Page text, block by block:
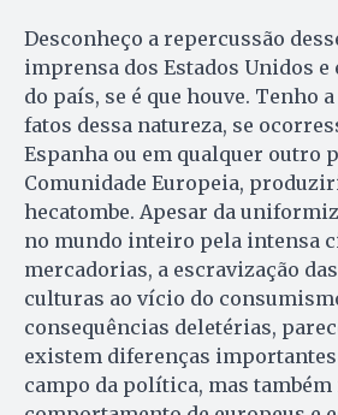
Desconheço a repercussão
imprensa dos Estados Unidos e
do país, se é que houve. Tenho
fatos dessa natureza, se
Espanha ou em qualquer outro
Comunidade Europeia,
hecatombe. Apesar da
no mundo inteiro pela intensa
mercadorias, a escravização
culturas ao vício do
consequências deletérias,
existem diferenças importantes
campo da política, mas também